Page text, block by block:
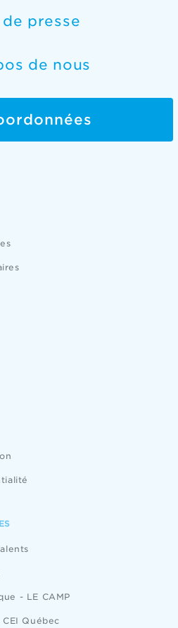
de presse
de nous
- LE CAMP
Québec